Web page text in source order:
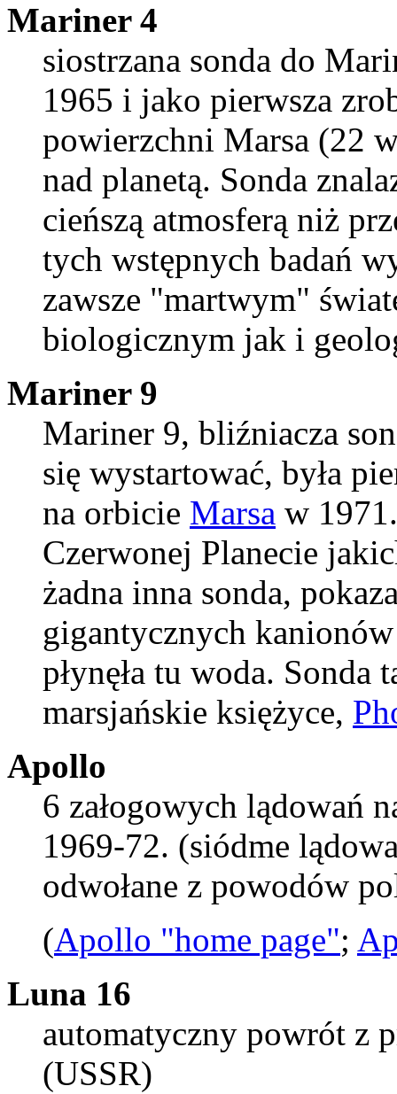
Mariner 4
siostrzana sonda do
1965 i jako pierwsza
powierzchni Marsa (22
nad planetą. Sonda
cieńszą atmosferą niż
tych wstępnych badań
zawsze "martwym"
biologicznym jak i
Mariner 9
Mariner 9, bliźniacza
się wystartować, była
na orbicie Marsa w
Czerwonej Planecie
żadna inna sonda,
gigantycznych
płynęła tu woda. Sonda
marsjańskie księżyce,
Apollo
6 załogowych lądowań
1969-72. (siódme
odwołane z powodów
(Apollo "home page";
Luna 16
automatyczny powrót z
(USSR)